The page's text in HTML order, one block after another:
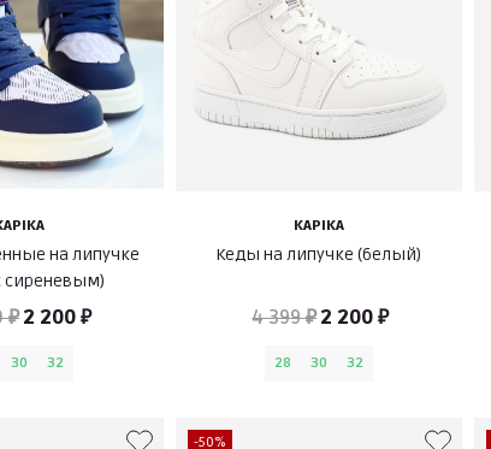
на липучке
сиреневым)
₽2 200 ₽
30 32
KAPIKA
Кеды на липучке (белый)
4 399 ₽2 200 ₽
28 30 32
-50%